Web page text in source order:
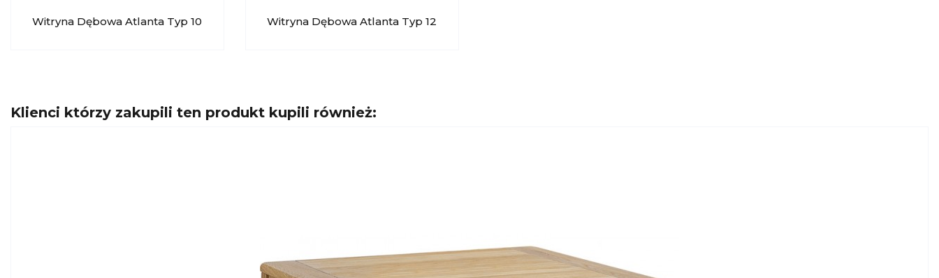
Witryna Dębowa Atlanta Typ 10
Witryna Dębowa Atlanta Typ 12
Klienci którzy zakupili ten produkt kupili również: